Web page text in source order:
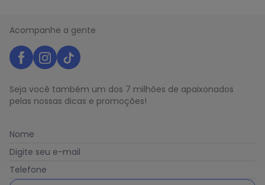
Acompanhe a gente
Seja você também um dos 7 milhões de apaixonados
pelas nossas dicas e promoções!
Nome
Digite seu e-mail
Telefone